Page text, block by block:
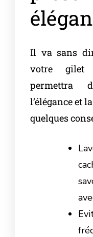
Il va sans
votre gilet
permettra
l’élégance et
quelques